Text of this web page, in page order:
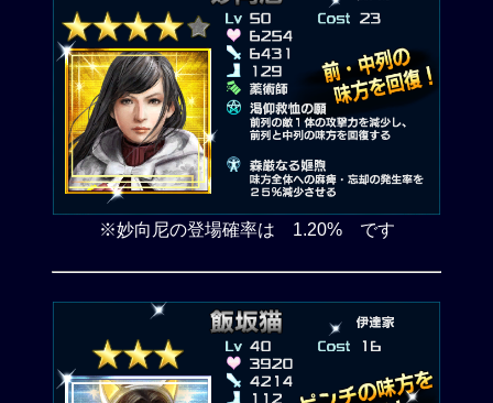
※妙向尼の登場確率は 1.20% です